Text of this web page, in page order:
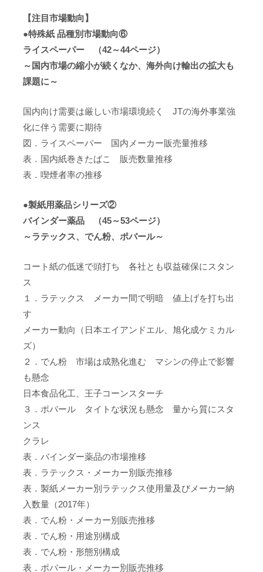
【注目市場動向】
●特殊紙 品種別市場動向⑥
ライスペーパー （42～44ページ）
～国内市場の縮小が続くなか、海外向け輸出の拡大も
課題に～
国内向け需要は厳しい市場環境続く JTの海外事業強
化に伴う需要に期待
図．ライスペーパー 国内メーカー販売量推移
表．国内紙巻きたばこ 販売数量推移
表．喫煙者率の推移
●製紙用薬品シリーズ②
バインダー薬品 （45～53ページ）
～ラテックス、でん粉、ポバール～
コート紙の低迷で頭打ち 各社とも収益確保にスタン
ス
１．ラテックス メーカー間で明暗 値上げを打ち出
す
メーカー動向（日本エイアンドエル、旭化成ケミカル
ズ）
２．でん粉 市場は成熟化進む マシンの停止で影響
も懸念
日本食品化工、王子コーンスターチ
３．ポバール タイトな状況も懸念 量から質にスタ
ンス
クラレ
表．バインダー薬品の市場推移
表．ラテックス・メーカー別販売推移
表．製紙メーカー別ラテックス使用量及びメーカー納
入数量（2017年）
表．でん粉・メーカー別販売推移
表．でん粉・用途別構成
表．でん粉・形態別構成
表．ポバール・メーカー別販売推移